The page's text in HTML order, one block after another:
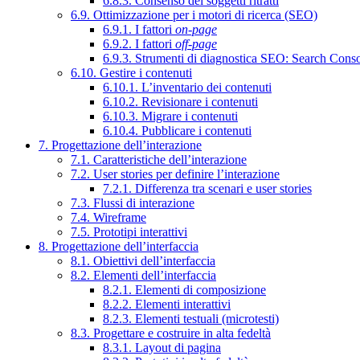
6.9. Ottimizzazione per i motori di ricerca (SEO)
6.9.1. I fattori on-page
6.9.2. I fattori off-page
6.9.3. Strumenti di diagnostica SEO: Search
6.10. Gestire i contenuti
6.10.1. L’inventario dei contenuti
6.10.2. Revisionare i contenuti
6.10.3. Migrare i contenuti
6.10.4. Pubblicare i contenuti
7. Progettazione dell’interazione
7.1. Caratteristiche dell’interazione
7.2. User stories per definire l’interazione
7.2.1. Differenza tra scenari e user stories
7.3. Flussi di interazione
7.4. Wireframe
7.5. Prototipi interattivi
8. Progettazione dell’interfaccia
8.1. Obiettivi dell’interfaccia
8.2. Elementi dell’interfaccia
8.2.1. Elementi di composizione
8.2.2. Elementi interattivi
8.2.3. Elementi testuali (microtesti)
8.3. Progettare e costruire in alta fedeltà
8.3.1. Layout di pagina